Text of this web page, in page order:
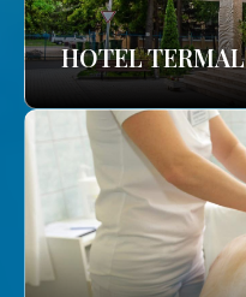
HOTEL TERMAL